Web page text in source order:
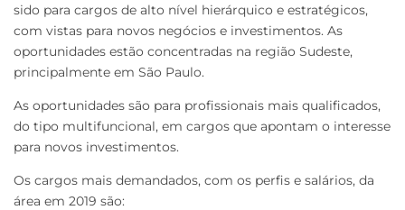
sido para cargos de alto nível hierárquico e estratégicos,
com vistas para novos negócios e investimentos. As
oportunidades estão concentradas na região Sudeste,
principalmente em São Paulo.
As oportunidades são para profissionais mais qualificados,
do tipo multifuncional, em cargos que apontam o interesse
para novos investimentos.
Os cargos mais demandados, com os perfis e salários, da
área em 2019 são: